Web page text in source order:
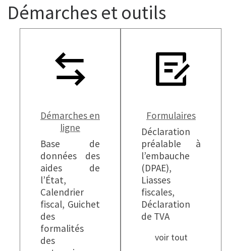
Démarches et outils
Démarches en
ligne
Base de
données des
aides de
l’État,
Calendrier
fiscal, Guichet
des
formalités
des
Formulaires
Déclaration
préalable à
l’embauche
(DPAE),
Liasses
fiscales,
Déclaration
de TVA
voir tout